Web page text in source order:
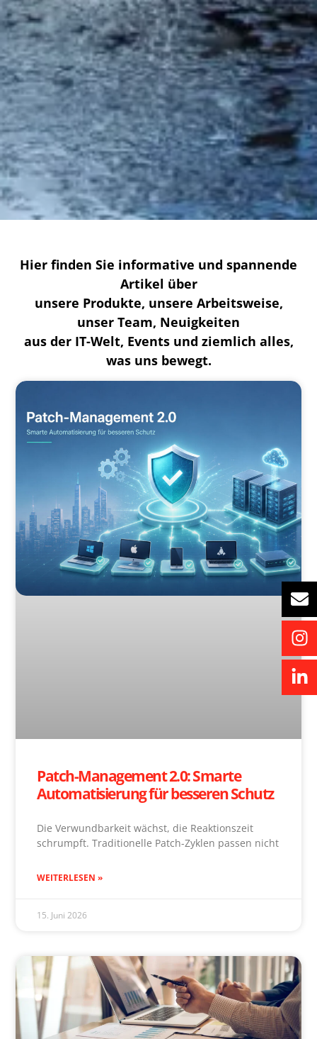
Hier finden Sie informative und spannende
Artikel über
unsere Produkte, unsere Arbeitsweise,
unser Team, Neuigkeiten
aus der IT-Welt, Events und ziemlich alles,
was uns bewegt.
Patch-Management 2.0: Smarte
Automatisierung für besseren Schutz
Die Verwundbarkeit wächst, die Reaktionszeit
schrumpft. Traditionelle Patch-Zyklen passen nicht
WEITERLESEN »
15. Juni 2026